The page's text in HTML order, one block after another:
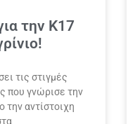
την Κ17
τις στιγμές
που γνώρισε την
την αντίστοιχη